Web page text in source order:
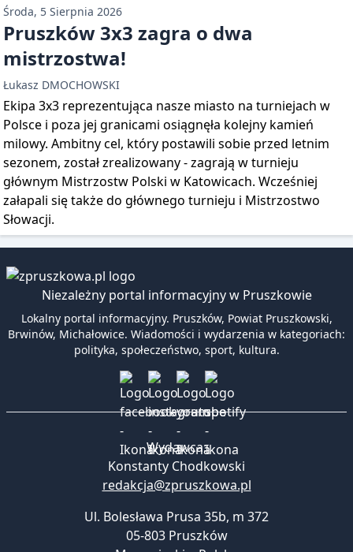
Środa, 5 Sierpnia 2026
Pruszków 3x3 zagra o dwa
mistrzostwa!
Łukasz DMOCHOWSKI
Ekipa 3x3 reprezentująca nasze miasto na turniejach w
Polsce i poza jej granicami osiągnęła kolejny kamień
milowy. Ambitny cel, który postawili sobie przed letnim
sezonem, został zrealizowany - zagrają w turnieju
głównym Mistrzostw Polski w Katowicach. Wcześniej
załapali się także do głównego turnieju i Mistrzostwo
Słowacji.
Niezależny portal informacyjny w Pruszkowie
Lokalny portal informacyjny. Pruszków, Powiat Pruszkowski,
Brwinów, Michałowice. Wiadomości i wydarzenia w kategoriach:
polityka, społeczeństwo, sport, kultura.
Wydawca:
Konstanty Chodkowski
redakcja@zpruszkowa.pl
Ul. Bolesława Prusa 35b, m 372
05-803 Pruszków